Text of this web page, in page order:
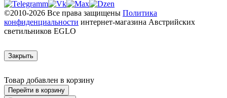
©2010-2026 Все права защищены Политика
конфиденциальности интернет-магазина Австрийских
светильников EGLO
Закрыть
Товар добавлен в корзину
Перейти в корзину